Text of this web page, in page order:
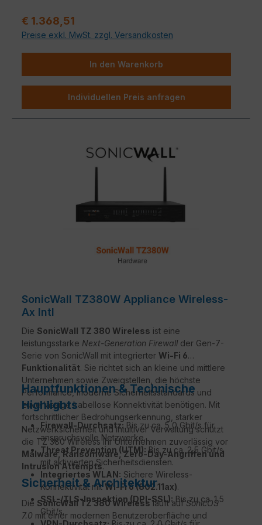
Verkaufspreis:
€ 1.368,51
Preise exkl. MwSt. zzgl. Versandkosten
In den Warenkorb
Individuellen Preis anfragen
SonicWall TZ380W Appliance Wireless-
Ax Intl
Die SonicWall TZ 380 Wireless ist eine
leistungsstarke Next-Generation Firewall der Gen-7-
Serie von SonicWall mit integrierter Wi-Fi 6
Funktionalität. Sie richtet sich an kleine und mittlere
Unternehmen sowie Zweigstellen, die höchste
Performance, moderne Sicherheitsstandards und
zuverlässige kabellose Konnektivität benötigen. Mit
fortschrittlicher Bedrohungserkennung, starker
Netzwerksicherheit und intuitiver Verwaltung schützt
die TZ 380 Wireless Ihr Unternehmen zuverlässig vor
Malware, Ransomware, Zero-Day-Angriffen und
Intrusion Attempts.
Hauptfunktionen & Technische
Highlights
Firewall-Durchsatz: Bis zu ca. 5,0 Gbit/s für
anspruchsvolle Netzwerke.
Threat Prevention (UTM): Bis zu ca. 2,5 Gbit/s
mit aktivierten Sicherheitsdiensten.
Integriertes WLAN: Sichere Wireless-
Konnektivität mitWi-Fi 6 (802.11ax).
SSL-/TLS-Inspektion (DPI-SSL): Bis zu ca. 1,5
Gbit/s.
Sicherheit & Architektur
Die SonicWall TZ 380 Wirelessläuft aufSonicOS
7.0 mit einer modernen Benutzeroberfläche und